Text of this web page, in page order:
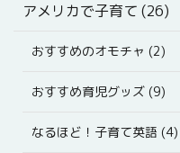
アメリカで子育て (26)
おすすめのオモチャ (2)
おすすめ育児グッズ (9)
なるほど！子育て英語 (4)